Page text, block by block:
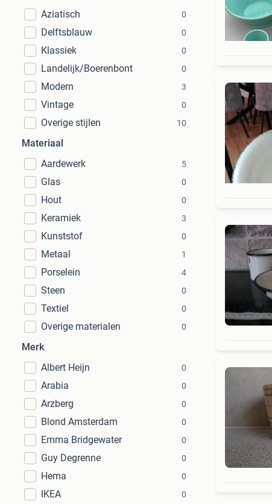
Aziatisch
0
Delftsblauw 0
Klassiek 0
Landelijk/Boerenbont 0
Modern 3
Vintage 0
Overige stijlen 10
Materiaal
Aardewerk
5
Glas 0
Hout 0
Keramiek 3
Kunststof 0
Metaal 1
Porselein 4
Steen 0
Textiel 0
Overige materialen 0
Merk
Albert Heijn
0
Arabia 0
Arzberg 0
Blond Amsterdam 0
Emma Bridgewater 0
Guy Degrenne 0
Hema 0
IKEA 0